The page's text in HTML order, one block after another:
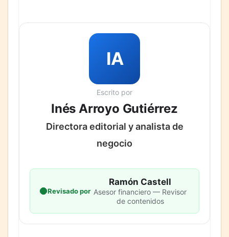
IA
Escrito por
Inés Arroyo Gutiérrez
Directora editorial y analista de
negocio
Revisado por
Ramón Castell
Asesor financiero — Revisor
de contenidos